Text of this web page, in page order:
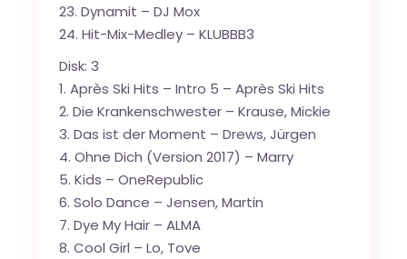
23. Dynamit – DJ Mox
24. Hit-Mix-Medley – KLUBBB3
Disk: 3
1. Après Ski Hits – Intro 5 – Après Ski Hits
2. Die Krankenschwester – Krause, Mickie
3. Das ist der Moment – Drews, Jürgen
4. Ohne Dich (Version 2017) – Marry
5. Kids – OneRepublic
6. Solo Dance – Jensen, Martin
7. Dye My Hair – ALMA
8. Cool Girl – Lo, Tove